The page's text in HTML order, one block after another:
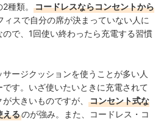
種類。
コードレスならコンセントから
ィスで自分の席が決まっていない人に
で、1回使い終わったら充電する習慣
ージクッションを使うことが多い人
す。いざ使いたいときに充電されて
大きいものですが、
コンセント式な
えるのが強み。また、コードレス・コ